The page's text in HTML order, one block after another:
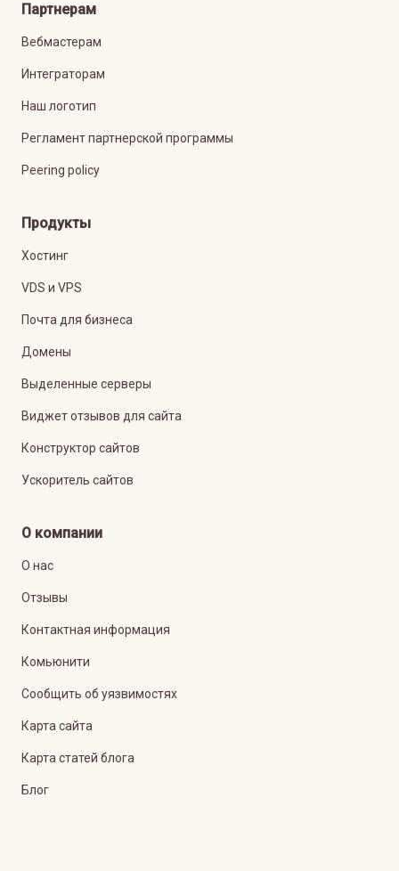
Партнерам
Вебмастерам
Интеграторам
Наш логотип
Регламент партнерской программы
Peering policy
Продукты
Хостинг
VDS и VPS
Почта для бизнеса
Домены
Выделенные серверы
Виджет отзывов для сайта
Конструктор сайтов
Ускоритель сайтов
О компании
О нас
Отзывы
Контактная информация
Комьюнити
Сообщить об уязвимостях
Карта сайта
Карта статей блога
Блог